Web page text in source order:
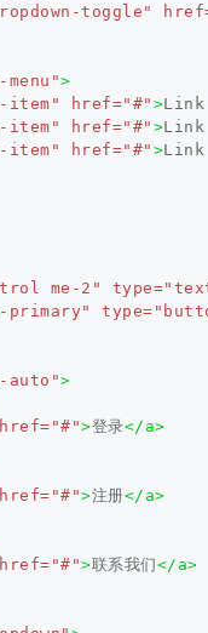
toggle"
menu">
item" href="#" >
item" href="#" >
item" href="#" >
me-2" type=
primary" type=
auto">
href= "#">登录</a>
href= "#">注册</a>
href= "#">联系我们</a>